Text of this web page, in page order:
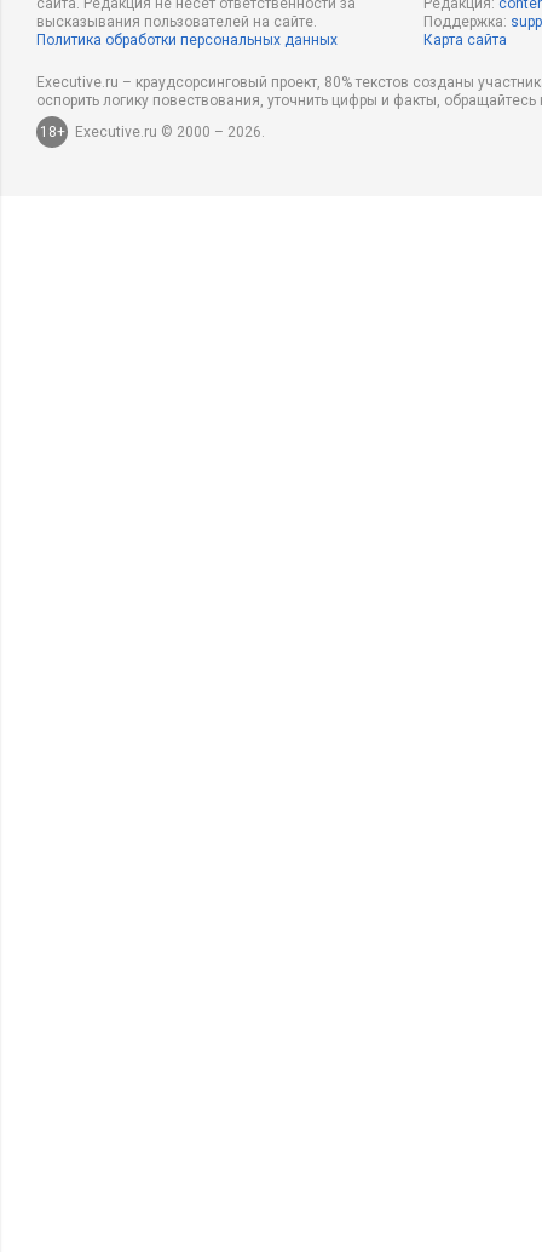
сайта. Редакция не несет ответственности за
высказывания пользователей на сайте.
Политика обработки персональных данных
Редакция:
Поддержка:
Карта сайта
Executive.ru – краудсорсинговый проект, 80% текстов созданы
оспорить логику повествования, уточнить цифры и факты,
18+
Executive.ru © 2000 – 2026.